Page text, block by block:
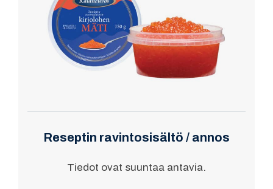
Reseptin ravintosisältö / annos
Tiedot ovat suuntaa antavia.